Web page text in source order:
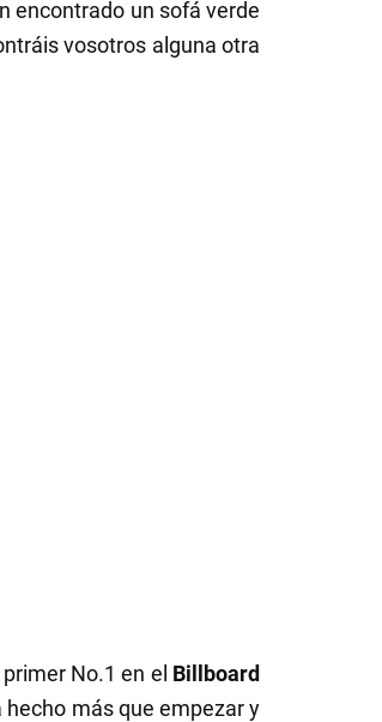
encontrado un sofá verde
vosotros alguna otra
No.1 en el Billboard
hecho más que empezar y